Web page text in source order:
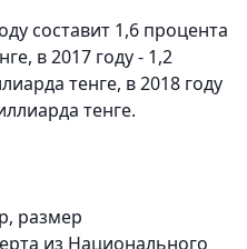
составит 1,6 процента
в 2017 году - 1,2
тенге, в 2018 году
тенге.
размер
из Национального